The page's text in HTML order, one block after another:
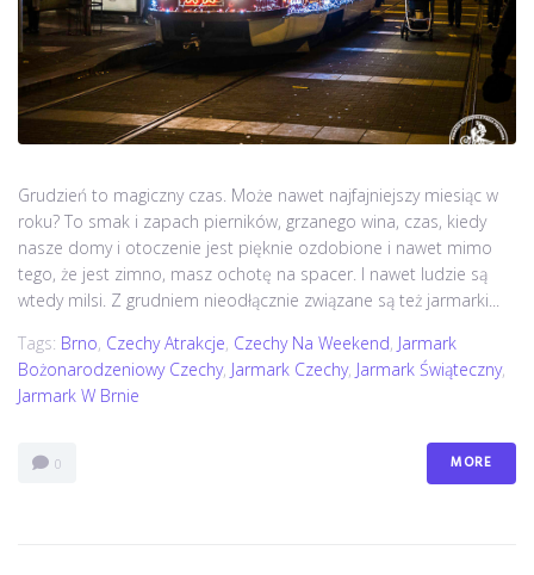
Grudzień to magiczny czas. Może nawet najfajniejszy miesiąc w
roku? To smak i zapach pierników, grzanego wina, czas, kiedy
nasze domy i otoczenie jest pięknie ozdobione i nawet mimo
tego, że jest zimno, masz ochotę na spacer. I nawet ludzie są
wtedy milsi. Z grudniem nieodłącznie związane są też jarmarki...
Tags: Brno, Czechy Atrakcje, Czechy Na Weekend, Jarmark
Bożonarodzeniowy Czechy, Jarmark Czechy, Jarmark Świąteczny,
Jarmark W Brnie
0 MORE